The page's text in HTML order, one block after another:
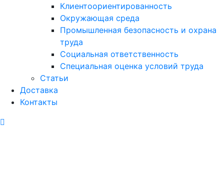
Клиентоориентированность
Окружающая среда
Промышленная безопасность и охрана
труда
Социальная ответственность
Специальная оценка условий труда
Статьи
Доставка
Контакты